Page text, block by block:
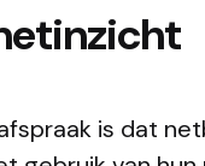
is dat